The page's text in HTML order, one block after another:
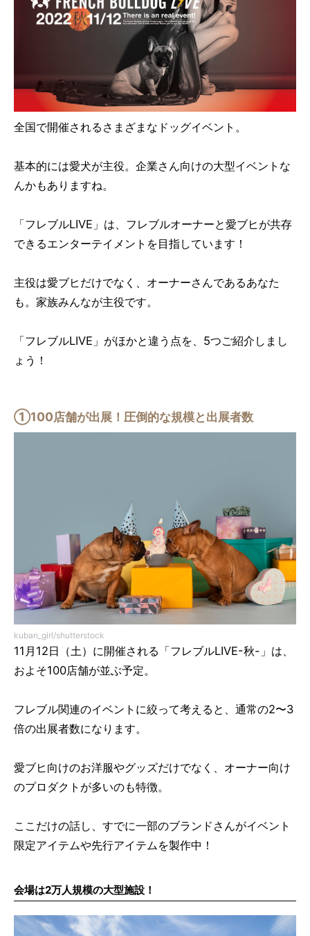
全国で開催されるさまざまなドッグイベント。
基本的には愛犬が主役。企業さん向けの大型イベントな
んかもありますね。
「フレブルLIVE」は、フレブルオーナーと愛ブヒが共存
できるエンターテイメントを目指しています！
主役は愛ブヒだけでなく、オーナーさんであるあなた
も。家族みんなが主役です。
「フレブルLIVE」がほかと違う点を、5つご紹介しまし
ょう！
①100店舗が出展！圧倒的な規模と出展者数
kuban_girl/shutterstock
11月12日（土）に開催される「フレブルLIVE-秋-」は、
およそ100店舗が並ぶ予定。
フレブル関連のイベントに絞って考えると、通常の2〜3
倍の出展者数になります。
愛ブヒ向けのお洋服やグッズだけでなく、オーナー向け
のプロダクトが多いのも特徴。
ここだけの話し、すでに一部のブランドさんがイベント
限定アイテムや先行アイテムを製作中！
会場は2万人規模の大型施設！